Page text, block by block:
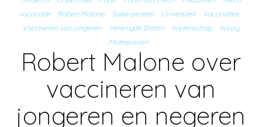
vaccinatie
Robert Malone Spike-proteïn Universiteit
Vaccinaties
Vaccineren van jongeren
Verenigde Staten Wetenschap
Winny
Mateeussen
Robert Malone over
vaccineren van
jongeren en negeren